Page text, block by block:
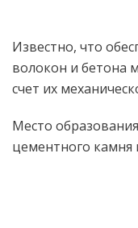
Известно, что
волокон и бетона
счет их
Место
цементного камня